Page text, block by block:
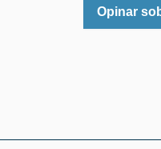
Opinar